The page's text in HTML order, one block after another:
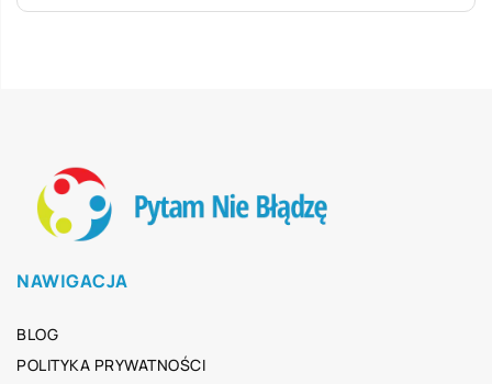
NAWIGACJA
BLOG
POLITYKA PRYWATNOŚCI